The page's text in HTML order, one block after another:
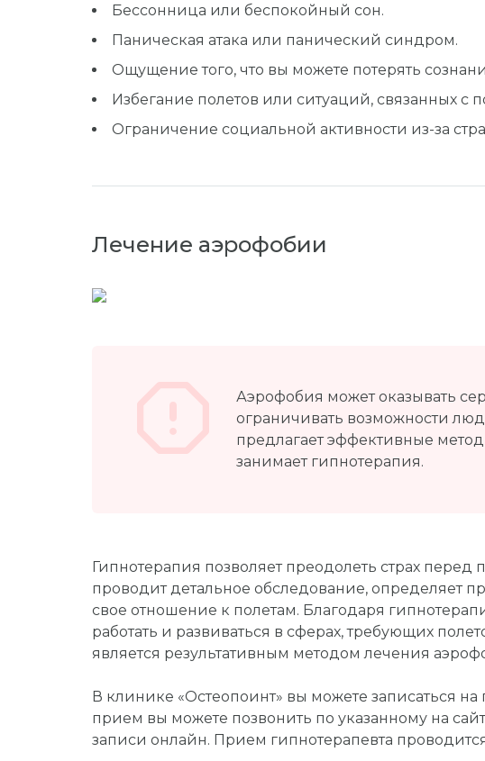
Бессонница или беспокойный сон.
Паническая атака или панический синдром.
Ощущение того, что вы можете потерять
Избегание полетов или ситуаций, связанных с
Ограничение социальной активности из-за
Лечение аэрофобии
Аэрофобия может оказывать
ограничивать возможности
предлагает эффективные
занимает гипнотерапия.
Гипнотерапия позволяет преодолеть страх перед
проводит детальное обследование, определяет
свое отношение к полетам. Благодаря
работать и развиваться в сферах, требующих
является результативным методом лечения
В клинике «Остеопоинт» вы можете записаться
прием вы можете позвонить по указанному на
записи онлайн. Прием гипнотерапевта